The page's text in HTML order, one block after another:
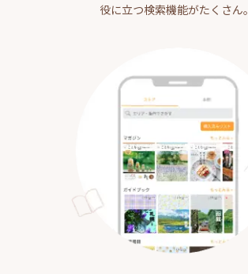
役に立つ検索機能がたくさん。